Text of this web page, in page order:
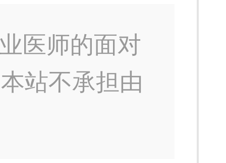
医师的面对
站不承担由